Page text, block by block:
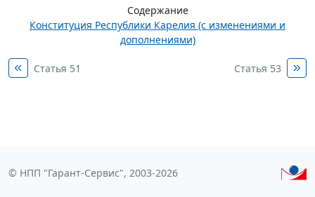
Содержание
Конституция Республики Карелия (с изменениями и
дополнениями)
Статья 51 Статья 53
© НПП "Гарант-Сервис", 2003-2026